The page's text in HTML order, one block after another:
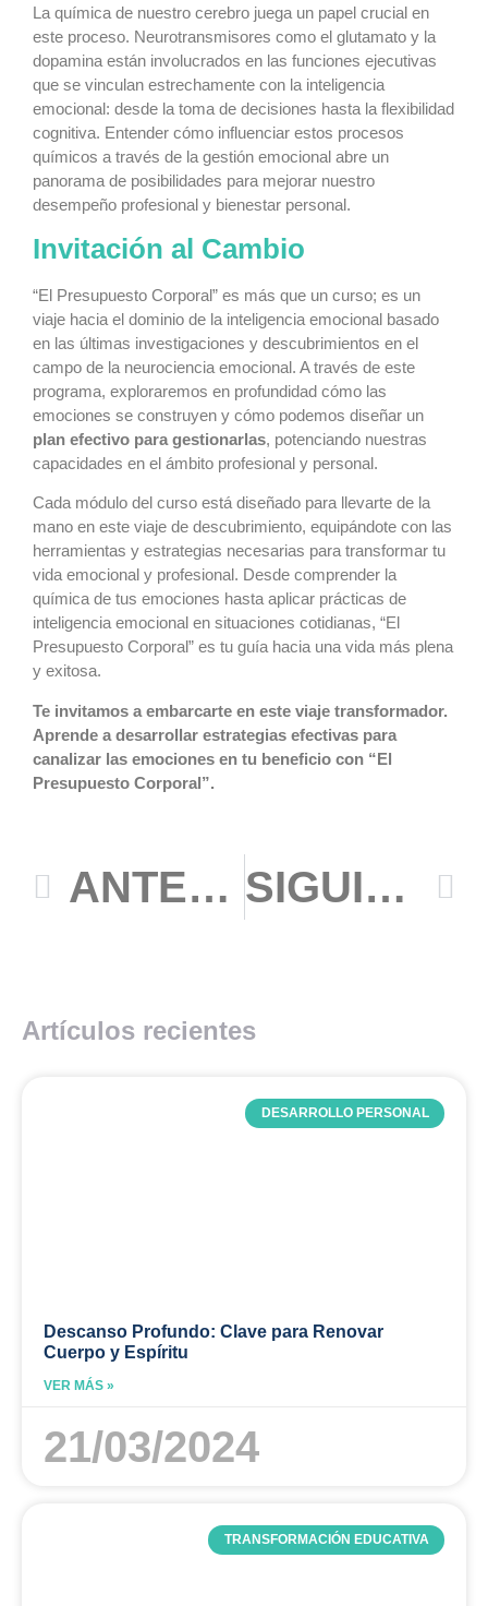
La química de nuestro cerebro juega un papel crucial en
este proceso. Neurotransmisores como el glutamato y la
dopamina están involucrados en las funciones ejecutivas
que se vinculan estrechamente con la inteligencia
emocional: desde la toma de decisiones hasta la flexibilidad
cognitiva. Entender cómo influenciar estos procesos
químicos a través de la gestión emocional abre un
panorama de posibilidades para mejorar nuestro
desempeño profesional y bienestar personal.
Invitación al Cambio
“El Presupuesto Corporal” es más que un curso; es un
viaje hacia el dominio de la inteligencia emocional basado
en las últimas investigaciones y descubrimientos en el
campo de la neurociencia emocional. A través de este
programa, exploraremos en profundidad cómo las
emociones se construyen y cómo podemos diseñar un
plan efectivo para gestionarlas, potenciando nuestras
capacidades en el ámbito profesional y personal.
Cada módulo del curso está diseñado para llevarte de la
mano en este viaje de descubrimiento, equipándote con las
herramientas y estrategias necesarias para transformar tu
vida emocional y profesional. Desde comprender la
química de tus emociones hasta aplicar prácticas de
inteligencia emocional en situaciones cotidianas, “El
Presupuesto Corporal” es tu guía hacia una vida más plena
y exitosa.
Te invitamos a embarcarte en este viaje transformador.
Aprende a desarrollar estrategias efectivas para
canalizar las emociones en tu beneficio con “El
Presupuesto Corporal”.
ANTERIOR SIGUIENTE
Artículos recientes
DESARROLLO PERSONAL
Descanso Profundo: Clave para Renovar
Cuerpo y Espíritu
VER MÁS »
21/03/2024
TRANSFORMACIÓN EDUCATIVA